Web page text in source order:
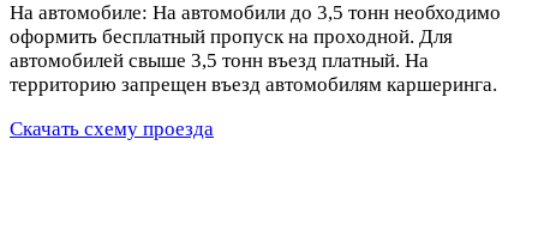
На автомобиле: На автомобили до 3,5 тонн необходимо
оформить бесплатный пропуск на проходной. Для
автомобилей свыше 3,5 тонн въезд платный. На
территорию запрещен въезд автомобилям каршеринга.
Скачать схему проезда